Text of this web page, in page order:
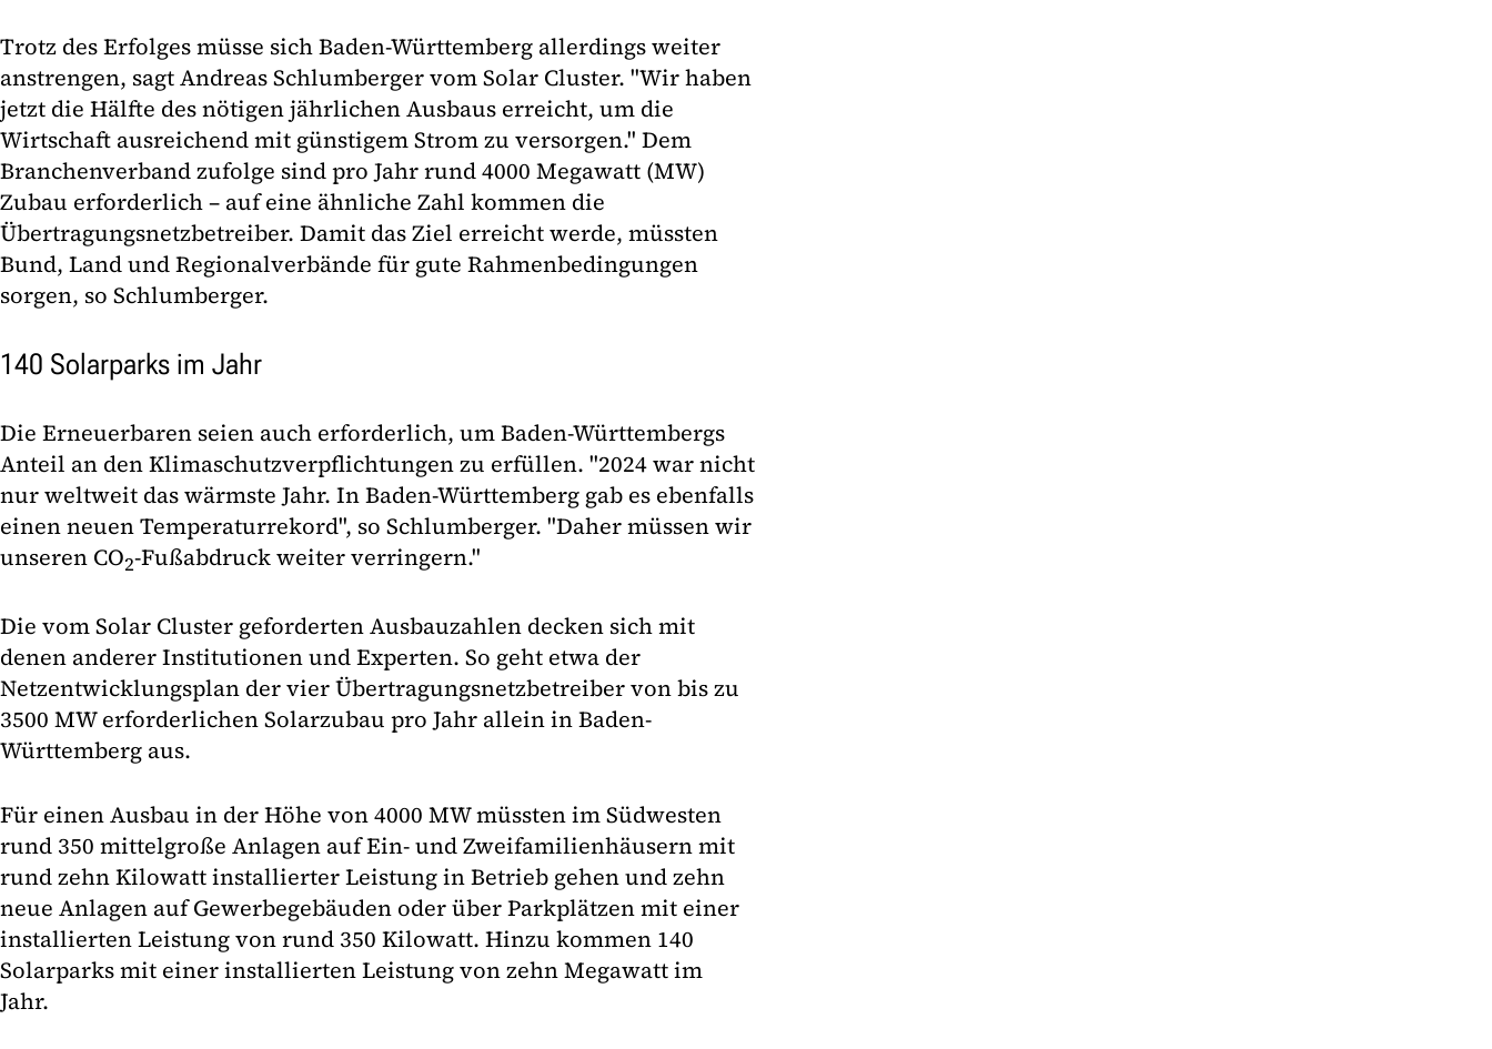
Trotz des Erfolges müsse sich Baden-Württemberg allerdings weiter
anstrengen, sagt Andreas Schlumberger vom Solar Cluster. "Wir haben
jetzt die Hälfte des nötigen jährlichen Ausbaus erreicht, um die
Wirtschaft ausreichend mit günstigem Strom zu versorgen." Dem
Branchenverband zufolge sind pro Jahr rund 4000 Megawatt (MW)
Zubau erforderlich – auf eine ähnliche Zahl kommen die
Übertragungsnetzbetreiber. Damit das Ziel erreicht werde, müssten
Bund, Land und Regionalverbände für gute Rahmenbedingungen
sorgen, so Schlumberger.
140 Solarparks im Jahr
Die Erneuerbaren seien auch erforderlich, um Baden-Württembergs
Anteil an den Klimaschutzverpflichtungen zu erfüllen. "2024 war nicht
nur weltweit das wärmste Jahr. In Baden-Württemberg gab es ebenfalls
einen neuen Temperaturrekord", so Schlumberger. "Daher müssen wir
unseren CO2-Fußabdruck weiter verringern."
Die vom Solar Cluster geforderten Ausbauzahlen decken sich mit
denen anderer Institutionen und Experten. So geht etwa der
Netzentwicklungsplan der vier Übertragungsnetzbetreiber von bis zu
3500 MW erforderlichen Solarzubau pro Jahr allein in Baden-
Württemberg aus.
Für einen Ausbau in der Höhe von 4000 MW müssten im Südwesten
rund 350 mittelgroße Anlagen auf Ein- und Zweifamilienhäusern mit
rund zehn Kilowatt installierter Leistung in Betrieb gehen und zehn
neue Anlagen auf Gewerbegebäuden oder über Parkplätzen mit einer
installierten Leistung von rund 350 Kilowatt. Hinzu kommen 140
Solarparks mit einer installierten Leistung von zehn Megawatt im
Jahr.